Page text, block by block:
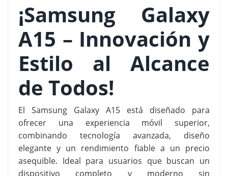
e
s
d
e
$
5
9
9
.
9
¡Samsung Galaxy
A15 – Innovación y
Estilo al Alcance
de Todos!
El Samsung Galaxy A15 está diseñado para
ofrecer una experiencia móvil superior,
combinando tecnología avanzada, diseño
elegante y un rendimiento fiable a un precio
asequible. Ideal para usuarios que buscan un
dispositivo completo y moderno sin